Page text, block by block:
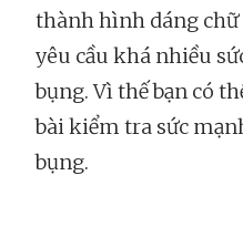
thành hình dáng chữ
yêu cầu khá nhiều
bụng. Vì thế bạn có
bài kiểm tra sức
bụng.